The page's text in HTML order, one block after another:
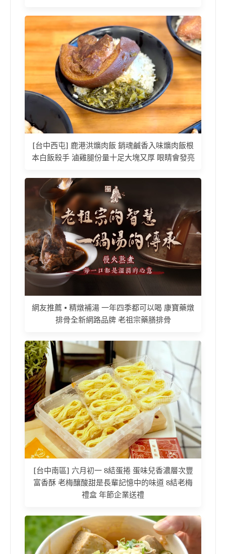
[台中西屯] 鹿港洪爌肉飯 銷魂鹹香入味爌肉飯根
本白飯殺手 滷雞腿份量十足大塊又厚 眼睛會發亮
網友推薦 • 精燉補湯 一年四季都可以喝 康寶藥燉
排骨全新網路品牌 老祖宗藥膳排骨
[台中南區] 六月初一 8結蛋捲 蛋味兒香濃層次豐
富香酥 老梅釀酸甜是長輩記憶中的味道 8結老梅
禮盒 年節企業送禮